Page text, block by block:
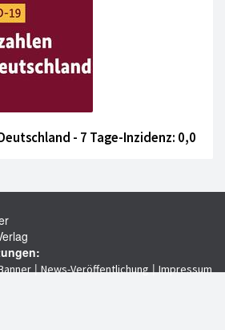
- 7 Tage-Inzidenz: 0,0
|News-Veröffentlichung|Impressum